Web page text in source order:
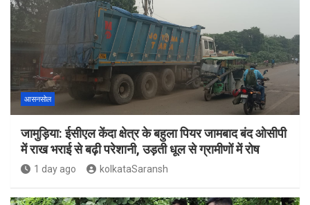
आसनसोल
जामुड़िया: ईसीएल केंदा क्षेत्र के बहुला पियर जामबाद बंद ओसीपी
में राख भराई से बढ़ी परेशानी, उड़ती धूल से ग्रामीणों में रोष
1 day ago kolkataSaransh